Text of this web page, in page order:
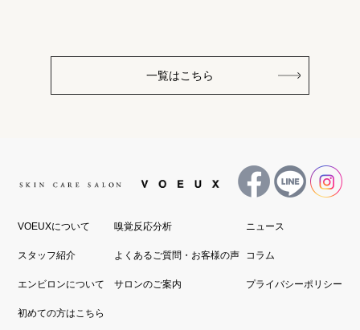
一覧はこちら
VOEUXについて
スタッフ紹介
エンビロンについて
初めての方はこちら
嗅覚反応分析
よくあるご質問・お客様の声
サロンのご案内
ニュース
コラム
プライバシーポリシー